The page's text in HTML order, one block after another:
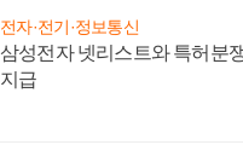
전자·전기·정보통신
삼성전자 넷리스트와 특허분
지급